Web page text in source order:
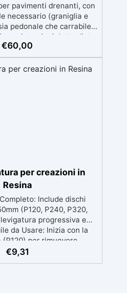
pavimenti drenanti, con
necessario (graniglia e
pedonale che carrabile.
istruzioni dettagliate
senza bisogno di
video/telefonica
e Veloce: rinnova le
€60,00
per creazioni in
Resina
Include dischi
(P120, P240, P320,
progressiva e
da Usare: Inizia con la
(P120) per rimuovere
progressivamente a
€9,31